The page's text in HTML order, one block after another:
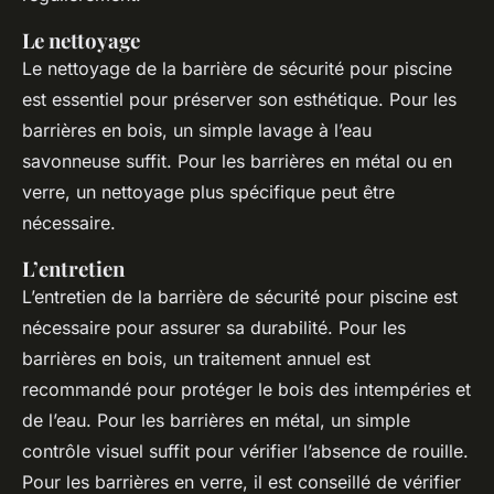
Le nettoyage
Le nettoyage de la barrière de sécurité pour piscine
est essentiel pour préserver son esthétique. Pour les
barrières en bois, un simple lavage à l’eau
savonneuse suffit. Pour les barrières en métal ou en
verre, un nettoyage plus spécifique peut être
nécessaire.
L’entretien
L’entretien de la barrière de sécurité pour piscine est
nécessaire pour assurer sa durabilité. Pour les
barrières en bois, un traitement annuel est
recommandé pour protéger le bois des intempéries et
de l’eau. Pour les barrières en métal, un simple
contrôle visuel suffit pour vérifier l’absence de rouille.
Pour les barrières en verre, il est conseillé de vérifier